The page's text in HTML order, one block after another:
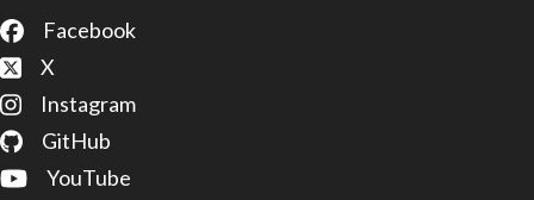
Facebook
X
Instagram
GitHub
YouTube